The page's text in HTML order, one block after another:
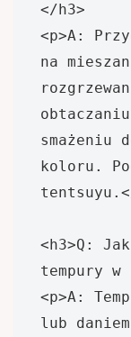
</h3>
<p>A:
na
smażeniu
koloru.
<h3>Q:
tempury w
<p>A:
lub